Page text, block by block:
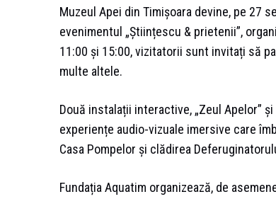
Muzeul Apei din Timișoara devine, pe 27
evenimentul „Științescu & prietenii”,
11:00 și 15:00, vizitatorii sunt invitați să
multe altele.
Două instalații interactive, „Zeul Apelor”
experiențe audio-vizuale imersive care
Casa Pompelor și clădirea
Fundația Aquatim organizează, de